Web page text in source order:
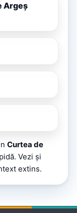
Argeș
Curtea de
Vezi și
extins.